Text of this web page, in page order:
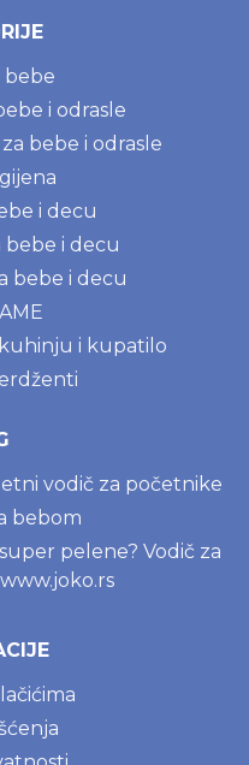
bebe
i odrasle
bebe i odrasle
i decu
bebe i decu
bebe i decu
i kupatilo
vodič za početnike
bebom
pelene? Vodič za